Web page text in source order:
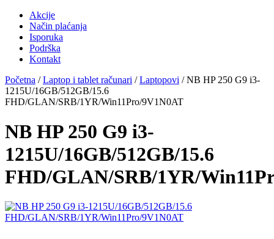
Akcije
Način plaćanja
Isporuka
Podrška
Kontakt
Početna /Laptop i tablet računari /Laptopovi / NB HP 250 G9 i3-
1215U/16GB/512GB/15.6
FHD/GLAN/SRB/1YR/Win11Pro/9V1N0AT
NB HP 250 G9 i3-
1215U/16GB/512GB/15.6
FHD/GLAN/SRB/1YR/